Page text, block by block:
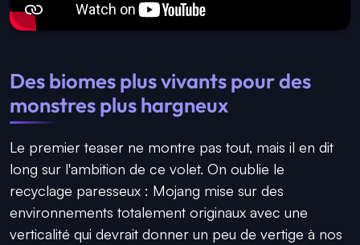
Des biomes plus vivants pour des
monstres plus hargneux
Le premier teaser ne montre pas tout, mais il en dit
long sur l'ambition de ce volet. On oublie le
recyclage paresseux : Mojang mise sur des
environnements totalement originaux avec une
verticalité qui devrait donner un peu de vertige à nos